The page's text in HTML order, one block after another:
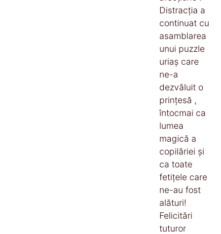
Distracția a
continuat cu
asamblarea
unui puzzle
uriaș care
ne-a
dezvăluit o
prințesă ,
întocmai ca
lumea
magică a
copilăriei și
ca toate
fetițele care
ne-au fost
alături!
Felicitări
tuturor